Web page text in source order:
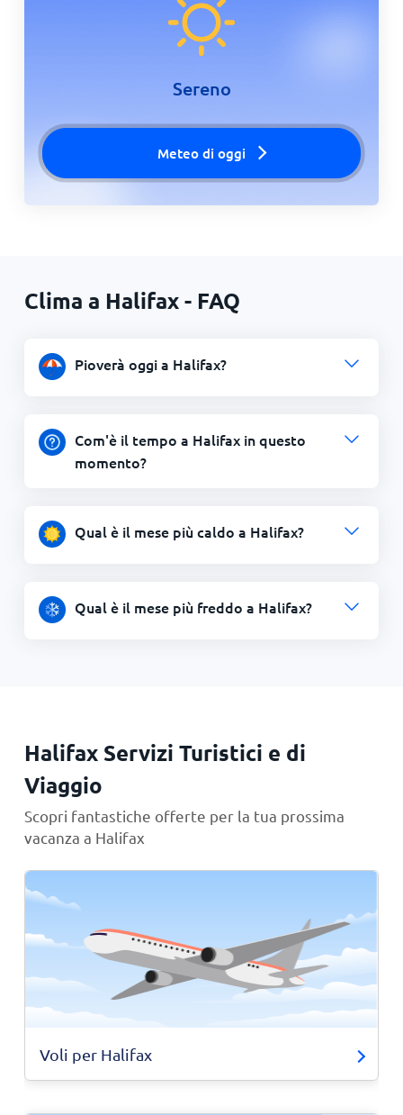
Sereno
Meteo di oggi
Clima a Halifax - FAQ
Pioverà oggi a Halifax?
Com'è il tempo a Halifax in questo
momento?
Qual è il mese più caldo a Halifax?
Qual è il mese più freddo a Halifax?
Halifax Servizi Turistici e di
Viaggio
Scopri fantastiche offerte per la tua prossima
vacanza a Halifax
Voli per Halifax